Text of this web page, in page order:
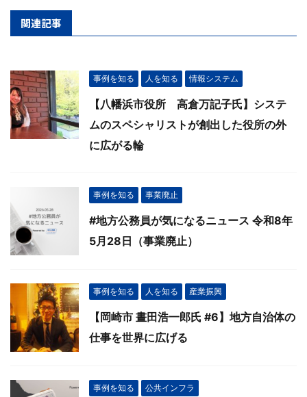
関連記事
事例を知る 人を知る 情報システム
【八幡浜市役所 高倉万記子氏】システ
ムのスペシャリストが創出した役所の外
に広がる輪
事例を知る 事業廃止
#地方公務員が気になるニュース 令和8年
5月28日（事業廃止）
事例を知る 人を知る 産業振興
【岡崎市 晝田浩一郎氏 #6】地方自治体の
仕事を世界に広げる
事例を知る 公共インフラ